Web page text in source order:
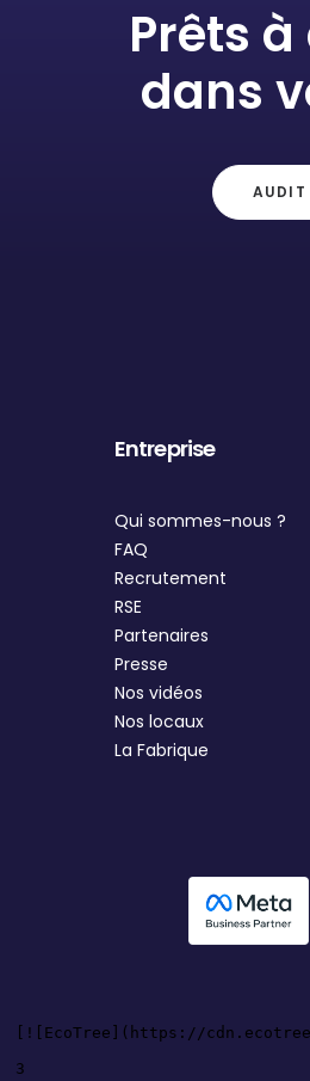
Prêts
dans
AUDIT
Entreprise
Qui sommes-nous ?
FAQ
Recrutement
RSE
Partenaires
Presse
Nos vidéos
Nos locaux
La Fabrique